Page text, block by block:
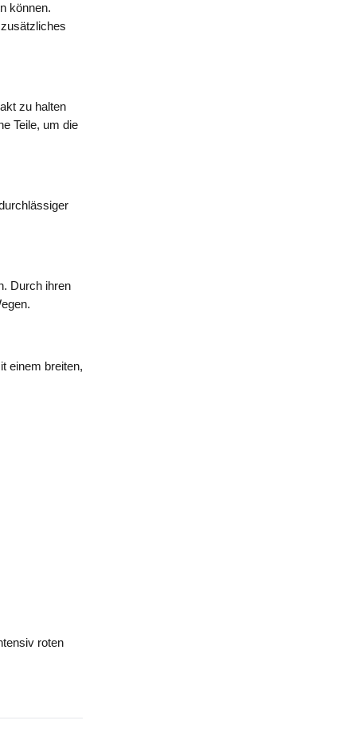
können.
zu halten
Teile, um die
Durch ihren
einem breiten,
roten